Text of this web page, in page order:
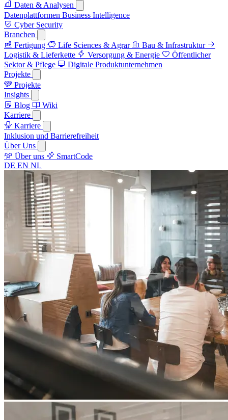
Daten & Analysen
Datenplattformen Business Intelligence
Cyber Security
Branchen
Fertigung
Life Sciences & Agrar
Bau & Infrastruktur
Logistik & Lieferkette
Versorgung & Energie
Öffentlicher
Sektor & Pflege
Digitale Produktunternehmen
Projekte
Projekte
Insights
Blog
Wiki
Karriere
Karriere
Inklusion und Barrierefreiheit
Über Uns
Über uns
SmartCode
DE EN NL